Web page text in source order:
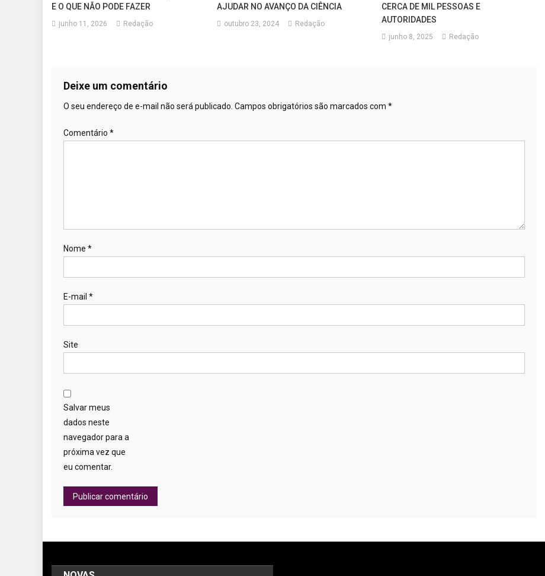
E O QUE NÃO PODE FAZER
junho 11, 2026 Redação
AJUDAR NO AVANÇO DA CIÊNCIA
outubro 23, 2024 Redação
CERCA DE MIL PESSOAS E
AUTORIDADES
junho 8, 2025 Redação
Deixe um comentário
O seu endereço de e-mail não será publicado. Campos obrigatórios são marcados com *
Comentário *
Nome *
E-mail *
Site
Salvar meus
dados neste
navegador para a
próxima vez que
eu comentar.